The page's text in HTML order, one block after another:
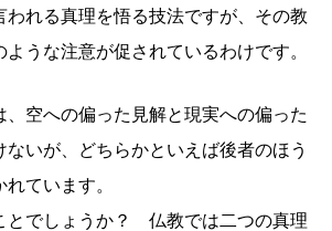
われる真理を悟る技法ですが、その教
ような注意が促されているわけです。
空への偏った見解と現実への偏った
ないが、どちらかといえば後者のほう
ています。
でしょうか？ 仏教では二つの真理